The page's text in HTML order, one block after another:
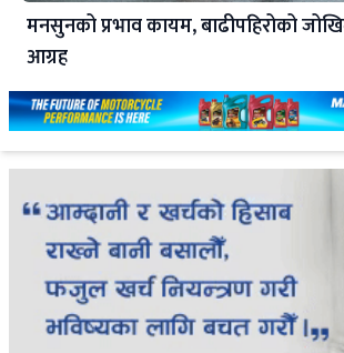
मनसुनको प्रभाव कायम, बाढीपहिरोको
आग्रह